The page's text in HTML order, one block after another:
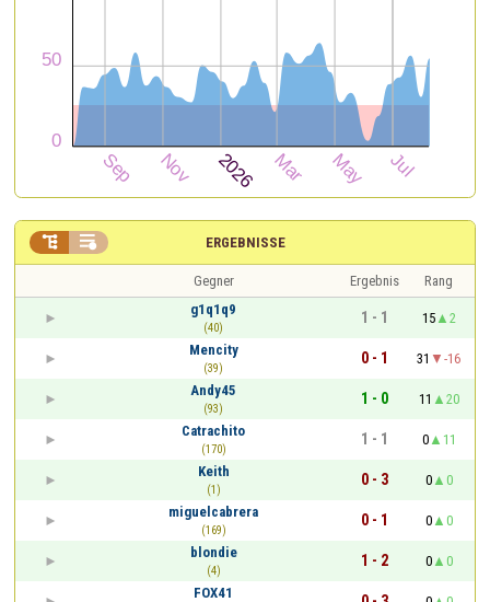
ERGEBNISSE
 
Gegner Ergebnis
Rang
g1q1q9
(40)
1 - 1 15
2
Mencity
(39)
0 - 1 31
-16
Andy45
(93)
1 - 0 11
20
Catrachito
(170)
1 - 1 0
11
Keith
(1)
0 - 3 0
0
miguelcabrera
(169)
0 - 1 0
0
blondie
(4)
1 - 2 0
0
FOX41